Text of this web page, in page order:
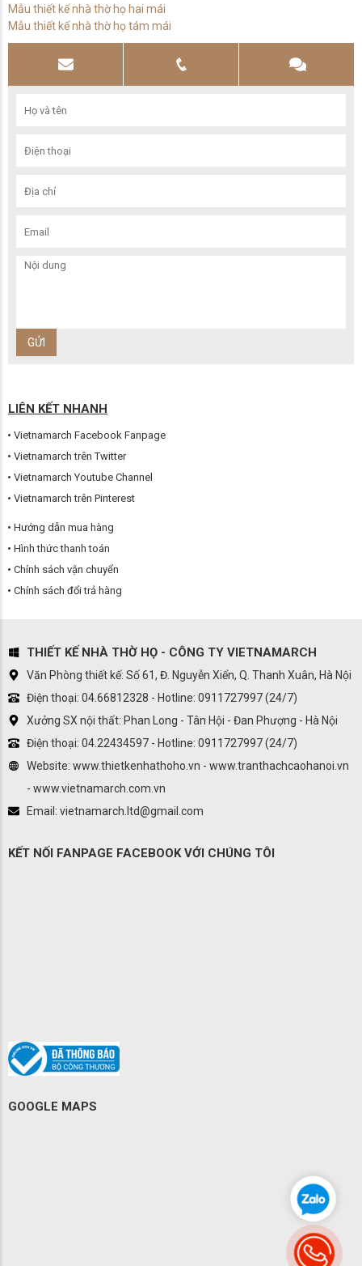
Mẫu thiết kế nhà thờ họ hai mái
Mẫu thiết kế nhà thờ họ tám mái
LIÊN KẾT NHANH
Vietnamarch Facebook Fanpage
Vietnamarch trên Twitter
Vietnamarch Youtube Channel
Vietnamarch trên Pinterest
Hướng dẫn mua hàng
Hình thức thanh toán
Chính sách vận chuyển
Chính sách đổi trả hàng
THIẾT KẾ NHÀ THỜ HỌ - CÔNG TY VIETNAMARCH
Văn Phòng thiết kế: Số 61, Đ. Nguyễn Xiển, Q. Thanh Xuân, Hà Nội
Điện thoại: 04.66812328 - Hotline: 0911727997 (24/7)
Xưởng SX nội thất: Phan Long - Tân Hội - Đan Phượng - Hà Nội
Điện thoại: 04.22434597 - Hotline: 0911727997 (24/7)
Website: www.thietkenhathoho.vn - www.tranthachcaohanoi.vn
- www.vietnamarch.com.vn
Email: vietnamarch.ltd@gmail.com
KẾT NỐI FANPAGE FACEBOOK VỚI CHÚNG TÔI
GOOGLE MAPS